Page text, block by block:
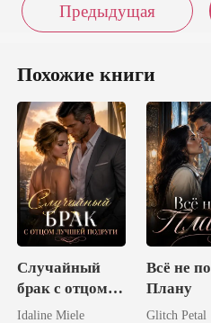
Предыдущая
Похожие книги
Случайный
брак с отцом
лучшей
Idaline Miele
Всё не по
Плану
Glitch Petal